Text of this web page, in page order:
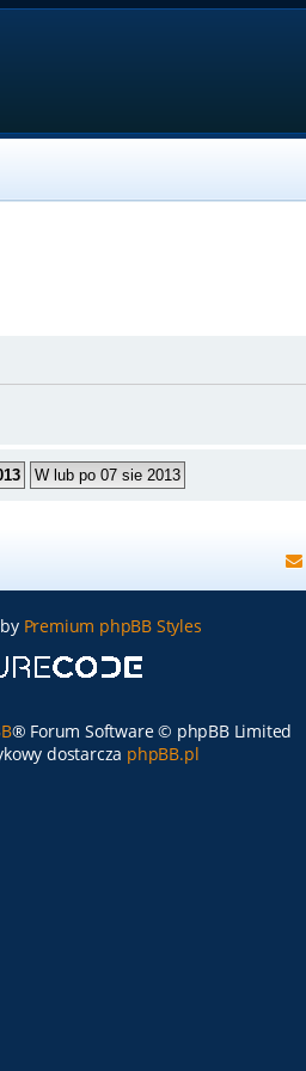
Premium phpBB Styles
® Forum Software © phpBB Limited
dostarcza phpBB.pl